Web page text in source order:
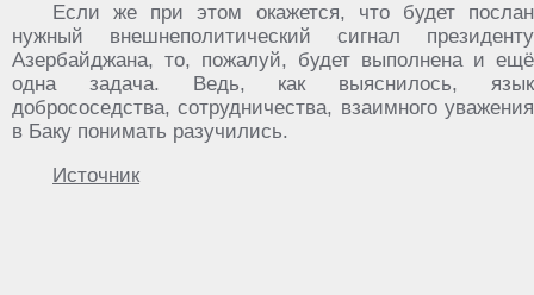
Если же при этом окажется, что будет послан
нужный внешнеполитический сигнал президенту
Азербайджана, то, пожалуй, будет выполнена и ещё
одна задача. Ведь, как выяснилось, язык
добрососедства, сотрудничества, взаимного уважения
в Баку понимать разучились.
Источник